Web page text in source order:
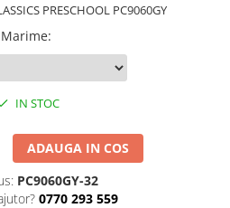
PRESCHOOL PC9060GY
Marime:
IN STOC
ADAUGA IN COS
PC9060GY-32
0770 293 559